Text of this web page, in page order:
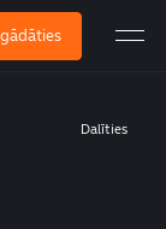
Dalīties